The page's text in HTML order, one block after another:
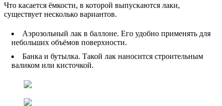
Что касается ёмкости, в которой выпускаются лаки,
существует несколько вариантов.
Аэрозольный лак в баллоне. Его удобно применять для
небольших объёмов поверхности.
Банка и бутылка. Такой лак наносится строительным
валиком или кисточкой.